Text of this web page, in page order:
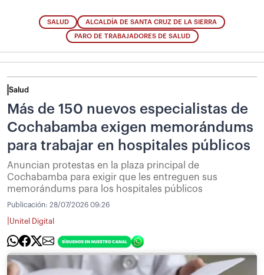
SALUD ALCALDÍA DE SANTA CRUZ DE LA SIERRA
PARO DE TRABAJADORES DE SALUD
Salud
Más de 150 nuevos especialistas de
Cochabamba exigen memorándums
para trabajar en hospitales públicos
Anuncian protestas en la plaza principal de
Cochabamba para exigir que les entreguen sus
memorándums para los hospitales públicos
Publicación: 28/07/2026 09:26
Unitel Digital